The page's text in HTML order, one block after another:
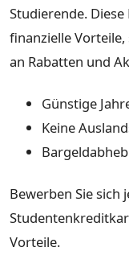
Studierende.
finanzielle
an Rabatten und
Günstige
Keine
Bewerben Sie sich
Vorteile.